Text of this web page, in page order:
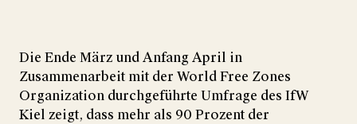
Die Ende März und Anfang April in
Zusammenarbeit mit der World Free Zones
Organization durchgeführte Umfrage des IfW
Kiel zeigt, dass mehr als 90 Prozent der